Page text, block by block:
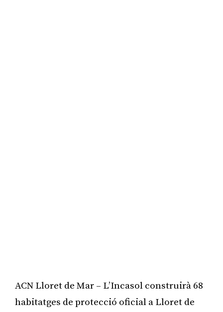
ACN Lloret de Mar – L’Incasol construirà 68
habitatges de protecció oficial a Lloret de